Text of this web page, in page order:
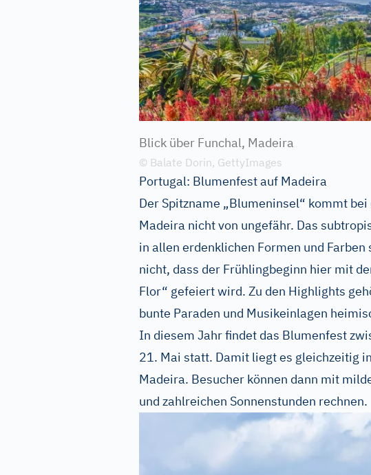
Blick über Funchal, Madeira
© Balate Dorin, GettyImages
Portugal: Blumenfest auf Madeira
Der Spitzname „Blumeninsel“ kommt
Madeira nicht von ungefähr. Das
in allen erdenklichen Formen und
nicht, dass der Frühlingbeginn hier mit
Flor“ gefeiert wird. Zu den Highlights
bunte Paraden und Musikeinlagen
In diesem Jahr findet das Blumenfest
21. Mai statt. Damit liegt es gleichzeitig
Madeira. Besucher können dann mit
und zahlreichen Sonnenstunden rechnen.